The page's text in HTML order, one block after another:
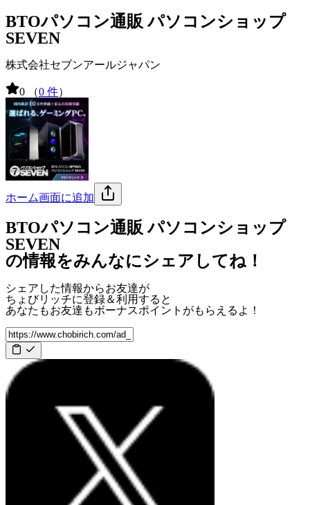
BTOパソコン通販 パソコンショップ
SEVEN
株式会社セブンアールジャパン
0 （0 件）
ホーム画面に追加
BTOパソコン通販 パソコンショップ
SEVEN
の情報をみんなにシェアしてね！
シェアした情報からお友達が
ちょびリッチに登録＆利用すると
あなたもお友達もボーナスポイント がもらえるよ！